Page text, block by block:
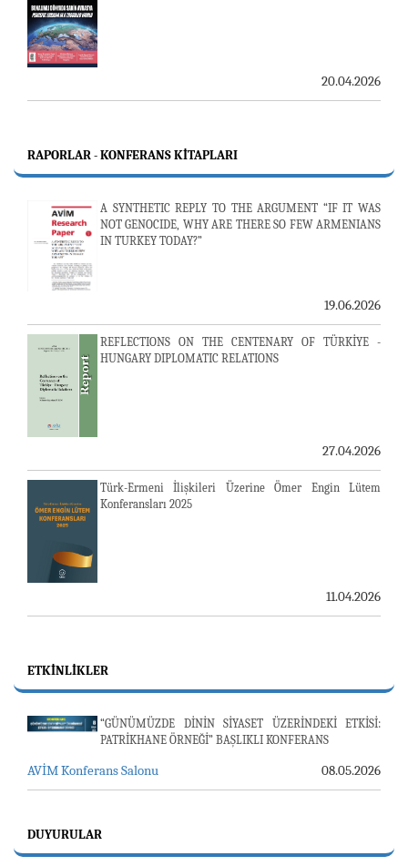
20.04.2026
RAPORLAR - KONFERANS KITAPLARI
A SYNTHETIC REPLY TO THE ARGUMENT “IF IT WAS
NOT GENOCIDE, WHY ARE THERE SO FEW ARMENIANS
IN TURKEY TODAY?”
19.06.2026
REFLECTIONS ON THE CENTENARY OF TÜRKİYE -
HUNGARY DIPLOMATIC RELATIONS
27.04.2026
Türk-Ermeni İlişkileri Üzerine Ömer Engin Lütem
Konferansları 2025
11.04.2026
ETKINLIKLER
“GÜNÜMÜZDE DİNİN SİYASET ÜZERİNDEKİ ETKİSİ:
PATRİKHANE ÖRNEĞİ” BAŞLIKLI KONFERANS
AVİM Konferans Salonu 08.05.2026
DUYURULAR23-24 TEMMUZ SUNUCU SORUNU VE AVİM GÜNLÜK